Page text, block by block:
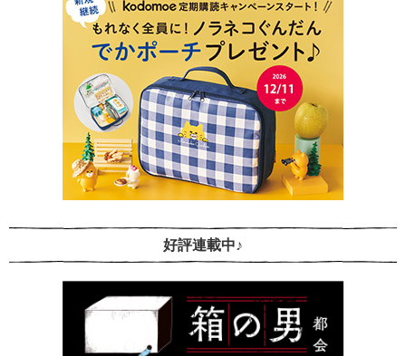
好評連載中♪